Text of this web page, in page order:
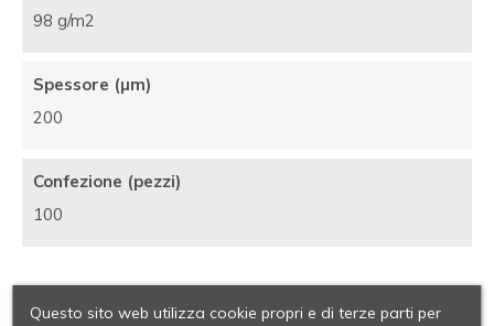
98 g/m2
Spessore (µm)
200
Confezione (pezzi)
100
Questo sito web utilizza cookie propri e di terze parti per